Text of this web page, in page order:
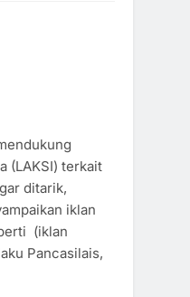
(LAKSI) terkait
ditarik,
iklan
(iklan
Pancasilais,